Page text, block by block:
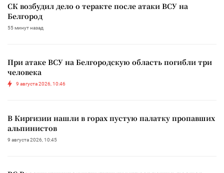
СК возбудил дело о теракте после атаки ВСУ на
Белгород
55 минут назад
При атаке ВСУ на Белгородскую область погибли три
человека
9 августа 2026, 10:46
В Киргизии нашли в горах пустую палатку пропавших
альпинистов
9 августа 2026, 10:45